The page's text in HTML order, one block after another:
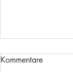
Kommentare